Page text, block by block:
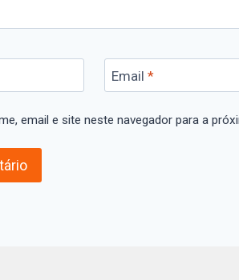
Email *
email e site neste navegador para a